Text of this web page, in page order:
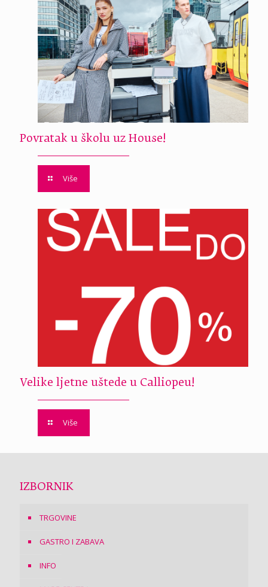
Povratak u školu uz House!
Više
Velike ljetne uštede u Calliopeu!
Više
IZBORNIK
TRGOVINE
GASTRO I ZABAVA
INFO